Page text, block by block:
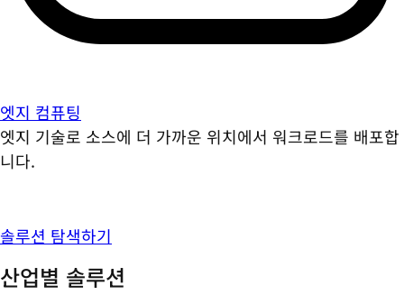
엣지 컴퓨팅
엣지 기술로 소스에 더 가까운 위치에서 워크로드를 배포합
니다.
솔루션 탐색하기
산업별 솔루션